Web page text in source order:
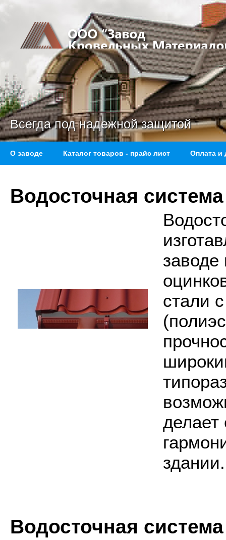
Всегда под надежной защитой
О заводе Каталог товаров - прайс лист Оплата и
Водосточная
заводе
стали
делает
здании.
Водосточная